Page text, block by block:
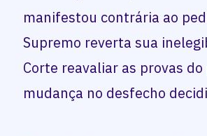
manifestou contrária ao
Supremo reverta sua
Corte reavaliar as provas
mudança no desfecho